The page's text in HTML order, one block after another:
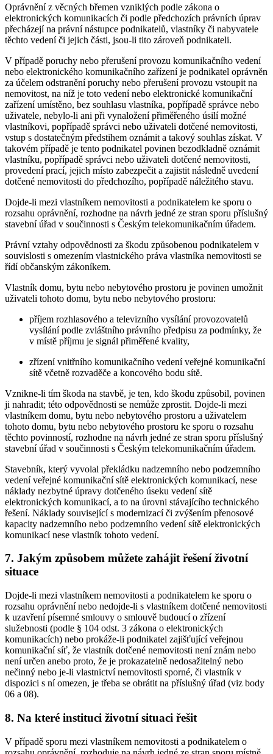
Oprávnění z věcných břemen vzniklých podle zákona o
elektronických komunikacích či podle předchozích právních úprav
přecházejí na právní nástupce podnikatelů, vlastníky či nabyvatele
těchto vedení či jejich části, jsou-li tito zároveň podnikateli.
V případě poruchy nebo přerušení provozu komunikačního vedení
nebo elektronického komunikačního zařízení je podnikatel oprávněn
za účelem odstranění poruchy nebo přerušení provozu vstoupit na
nemovitost, na níž je toto vedení nebo elektronické komunikační
zařízení umístěno, bez souhlasu vlastníka, popřípadě správce nebo
uživatele, nebylo-li ani při vynaložení přiměřeného úsilí možné
vlastníkovi, popřípadě správci nebo uživateli dotčené nemovitosti,
vstup s dostatečným předstihem oznámit a takový souhlas získat. V
takovém případě je tento podnikatel povinen bezodkladně oznámit
vlastníku, popřípadě správci nebo uživateli dotčené nemovitosti,
provedení prací, jejich místo zabezpečit a zajistit následně uvedení
dotčené nemovitosti do předchozího, popřípadě náležitého stavu.
Dojde-li mezi vlastníkem nemovitosti a podnikatelem ke sporu o
rozsahu oprávnění, rozhodne na návrh jedné ze stran sporu příslušný
stavební úřad v součinnosti s Českým telekomunikačním úřadem.
Právní vztahy odpovědnosti za škodu způsobenou podnikatelem v
souvislosti s omezením vlastnického práva vlastníka nemovitosti se
řídí občanským zákoníkem.
Vlastník domu, bytu nebo nebytového prostoru je povinen umožnit
uživateli tohoto domu, bytu nebo nebytového prostoru:
příjem rozhlasového a televizního vysílání provozovatelů
vysílání podle zvláštního právního předpisu za podmínky, že
v místě příjmu je signál přiměřené kvality,
zřízení vnitřního komunikačního vedení veřejné komunikační
sítě včetně rozvaděče a koncového bodu sítě.
Vznikne-li tím škoda na stavbě, je ten, kdo škodu způsobil, povinen
ji nahradit; této odpovědnosti se nemůže zprostit. Dojde-li mezi
vlastníkem domu, bytu nebo nebytového prostoru a uživatelem
tohoto domu, bytu nebo nebytového prostoru ke sporu o rozsahu
těchto povinností, rozhodne na návrh jedné ze stran sporu příslušný
stavební úřad v součinnosti s Českým telekomunikačním úřadem.
Stavebník, který vyvolal překládku nadzemního nebo podzemního
vedení veřejné komunikační sítě elektronických komunikací, nese
náklady nezbytné úpravy dotčeného úseku vedení sítě
elektronických komunikací, a to na úrovni stávajícího technického
řešení. Náklady související s modernizací či zvýšením přenosové
kapacity nadzemního nebo podzemního vedení sítě elektronických
komunikací nese vlastník tohoto vedení.
7. Jakým způsobem můžete zahájit řešení životní
situace
Dojde-li mezi vlastníkem nemovitosti a podnikatelem ke sporu o
rozsahu oprávnění nebo nedojde-li s vlastníkem dotčené nemovitosti
k uzavření písemné smlouvy o smlouvě budoucí o zřízení
služebnosti (podle § 104 odst. 3 zákona o elektronických
komunikacích) nebo prokáže-li podnikatel zajišťující veřejnou
komunikační síť, že vlastník dotčené nemovitosti není znám nebo
není určen anebo proto, že je prokazatelně nedosažitelný nebo
nečinný nebo je-li vlastnictví nemovitosti sporné, či vlastník v
dispozici s ní omezen, je třeba se obrátit na příslušný úřad (viz body
06 a 08).
8. Na které instituci životní situaci řešit
V případě sporu mezi vlastníkem nemovitosti a podnikatelem o